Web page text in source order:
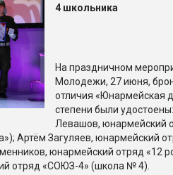
4 школьника
На праздничном
Молодежи, 27 июня,
отличия «Юнармейская
степени были
Левашов, юнармейский
Артём Загуляев, юнармейский
юнармейский отряд «12
отряд «СОЮЗ-4» (школа № 4).